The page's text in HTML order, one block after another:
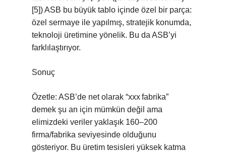
[5]) ASB bu büyük tablo içinde özel bir parça:
özel sermaye ile yapılmış, stratejik konumda,
teknoloji üretimine yönelik. Bu da ASB’yi
farklılaştırıyor.
Sonuç
Özetle: ASB’de net olarak “xxx fabrika”
demek şu an için mümkün değil ama
elimizdeki veriler yaklaşık 160–200
firma/fabrika seviyesinde olduğunu
gösteriyor. Bu üretim tesisleri yüksek katma